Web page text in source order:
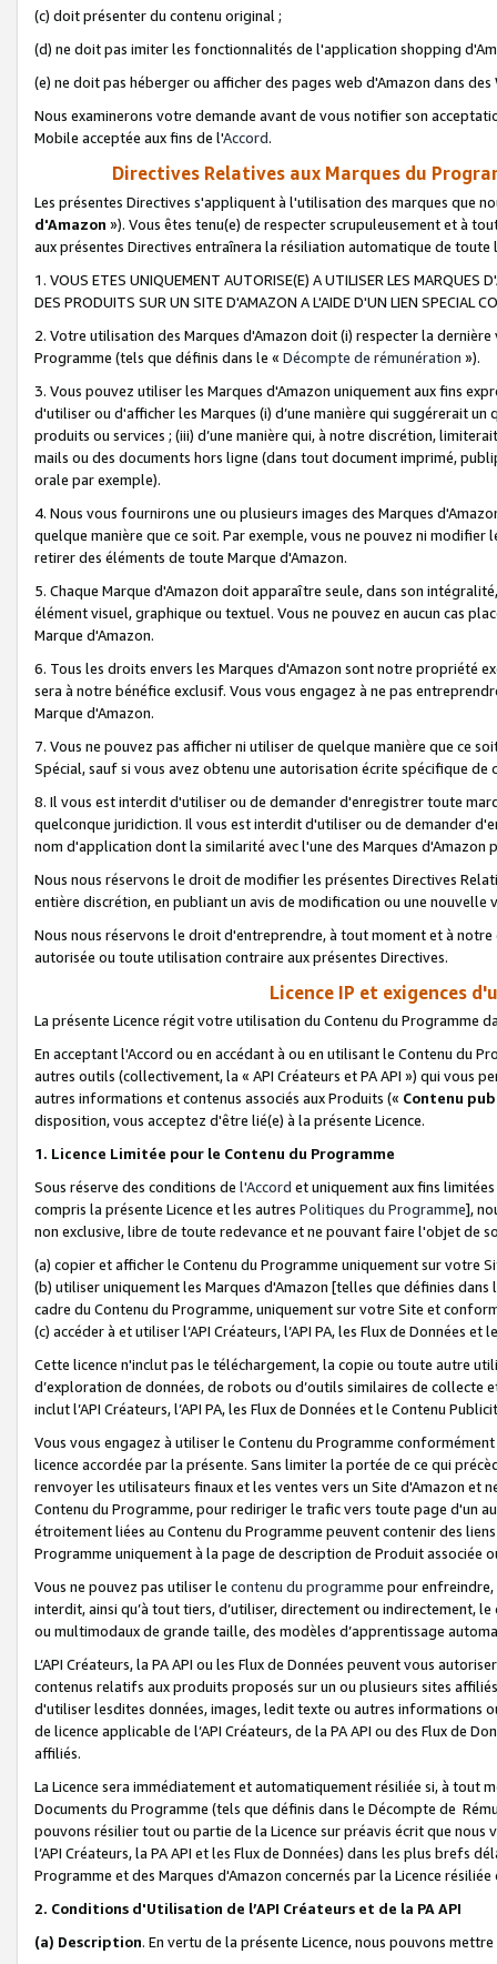
(c) doit présenter du contenu original ;
(d) ne doit pas imiter les fonctionnalités de l'application shopping
(e) ne doit pas héberger ou afficher des pages web d'Amazon dans
Nous examinerons votre demande avant de vous notifier son
Mobile acceptée aux fins de l'Accord.
Directives Relatives aux Marques du
Les présentes Directives s'appliquent à l'utilisation des marques que
d'Amazon »). Vous êtes tenu(e) de respecter scrupuleusement et à
aux présentes Directives entraînera la résiliation automatique de
1. VOUS ETES UNIQUEMENT AUTORISE(E) A UTILISER LES MARQUES
DES PRODUITS SUR UN SITE D'AMAZON A L'AIDE D'UN LIEN SPECIAL
2. Votre utilisation des Marques d'Amazon doit (i) respecter la
Programme (tels que définis dans le « Décompte de rémunération »).
3. Vous pouvez utiliser les Marques d'Amazon uniquement aux fins
d'utiliser ou d'afficher les Marques (i) d’une manière qui suggérerait
produits ou services ; (iii) d’une manière qui, à notre discrétion,
mails ou des documents hors ligne (dans tout document imprimé,
orale par exemple).
4. Nous vous fournirons une ou plusieurs images des Marques
quelque manière que ce soit. Par exemple, vous ne pouvez ni
retirer des éléments de toute Marque d'Amazon.
5. Chaque Marque d'Amazon doit apparaître seule, dans son
élément visuel, graphique ou textuel. Vous ne pouvez en aucun cas
Marque d'Amazon.
6. Tous les droits envers les Marques d'Amazon sont notre propriété
sera à notre bénéfice exclusif. Vous vous engagez à ne pas
Marque d'Amazon.
7. Vous ne pouvez pas afficher ni utiliser de quelque manière que ce
Spécial, sauf si vous avez obtenu une autorisation écrite spécifique de
8. Il vous est interdit d'utiliser ou de demander d'enregistrer toute
quelconque juridiction. Il vous est interdit d'utiliser ou de demander
nom d'application dont la similarité avec l'une des Marques
Nous nous réservons le droit de modifier les présentes Directives
entière discrétion, en publiant un avis de modification ou une nouvelle
Nous nous réservons le droit d'entreprendre, à tout moment et à
autorisée ou toute utilisation contraire aux présentes Directives.
Licence IP et exigences
La présente Licence régit votre utilisation du Contenu du Programme
En acceptant l'Accord ou en accédant à ou en utilisant le Contenu du
autres outils (collectivement, la « API Créateurs et PA API ») qui vous
autres informations et contenus associés aux Produits (« Contenu
disposition, vous acceptez d'être lié(e) à la présente Licence.
1. Licence Limitée pour le Contenu du Programme
Sous réserve des conditions de l'Accord et uniquement aux fins
compris la présente Licence et les autres Politiques du Programme],
non exclusive, libre de toute redevance et ne pouvant faire l'objet de
(a) copier et afficher le Contenu du Programme uniquement sur votre
(b) utiliser uniquement les Marques d'Amazon [telles que définies dans
cadre du Contenu du Programme, uniquement sur votre Site et
(c) accéder à et utiliser l’API Créateurs, l’API PA, les Flux de Données
Cette licence n'inclut pas le téléchargement, la copie ou toute autre
d’exploration de données, de robots ou d’outils similaires de
inclut l’API Créateurs, l’API PA, les Flux de Données et le Contenu
Vous vous engagez à utiliser le Contenu du Programme
licence accordée par la présente. Sans limiter la portée de ce qui
renvoyer les utilisateurs finaux et les ventes vers un Site d'Amazon et
Contenu du Programme, pour rediriger le trafic vers toute page d'un
étroitement liées au Contenu du Programme peuvent contenir des
Programme uniquement à la page de description de Produit associée
Vous ne pouvez pas utiliser le contenu du programme pour
interdit, ainsi qu’à tout tiers, d’utiliser, directement ou indirectement,
ou multimodaux de grande taille, des modèles d’apprentissage
L’API Créateurs, la PA API ou les Flux de Données peuvent vous
contenus relatifs aux produits proposés sur un ou plusieurs sites
d'utiliser lesdites données, images, ledit texte ou autres informations
de licence applicable de l’API Créateurs, de la PA API ou des Flux de
affiliés.
La Licence sera immédiatement et automatiquement résiliée si, à
Documents du Programme (tels que définis dans le Décompte de
pouvons résilier tout ou partie de la Licence sur préavis écrit que
l’API Créateurs, la PA API et les Flux de Données) dans les plus
Programme et des Marques d'Amazon concernés par la Licence
2. Conditions d'Utilisation de l’API Créateurs et de la PA API
(a) Description. En vertu de la présente Licence, nous pouvons